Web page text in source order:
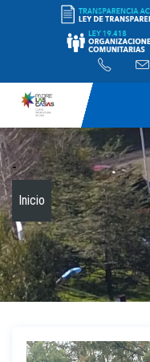
-
Inicio